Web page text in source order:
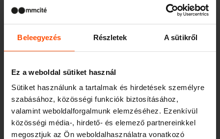
Beleegyezés Részletek A sütikről
Ez a weboldal sütiket használ
Sütiket használunk a tartalmak és hirdetések személyre
szabásához, közösségi funkciók biztosításához,
valamint weboldalforgalmunk elemzéséhez. Ezenkívül
közösségi média-, hirdető- és elemező partnereinkkel
megosztjuk az Ön weboldalhasználatra vonatkozó
SE350
Forgalomterelő oszlop
acél szerkezet, alumínium levehető betét fényvisszaverő fóliával,